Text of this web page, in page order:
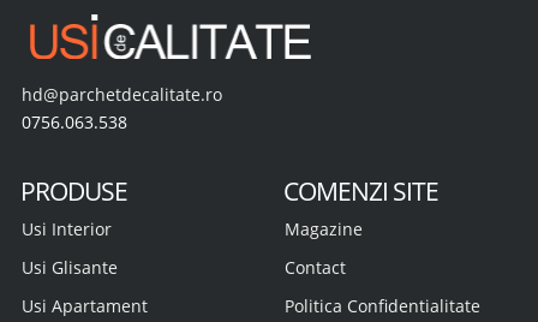
hd@parchetdecalitate.ro
0756.063.538
PRODUSE
Usi Interior
Usi Glisante
Usi Apartament
COMENZI SITE
Magazine
Contact
Politica Confidentialitate